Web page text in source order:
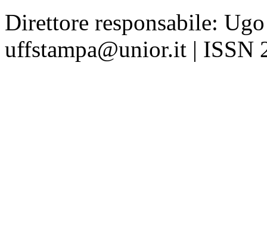
Direttore responsabile:
uffstampa@unior.it | ISSN